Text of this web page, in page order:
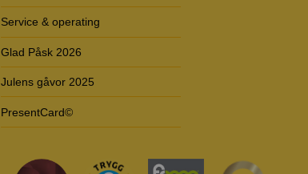
Service & operating
Glad Påsk 2026
Julens gåvor 2025
PresentCard©